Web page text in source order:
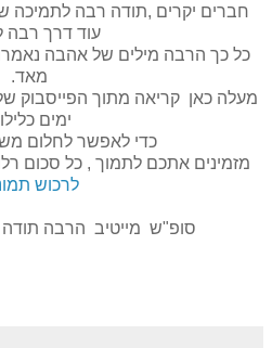
חברים יקרים ,תודה רבה לתמיכה
עוד דרך רבה
כל כך הרבה מילים של אהבה
מאד.
מעלה כאן קריאה מתוך הפייסבוק
ימים
כדי לאפשר לחלום
מזמינים אתכם לתמוך , כל סכום
לרכוש
סופ"ש מייטיב הרבה תודה